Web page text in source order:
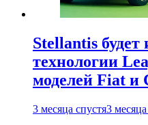
Stellantis будет
технологии
моделей Fiat и
3 месяца спустя3